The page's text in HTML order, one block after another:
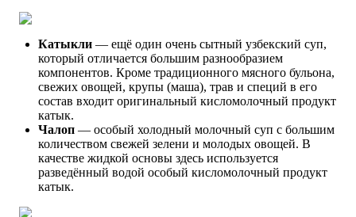
Катыкли — ещё один очень сытный узбекский суп,
который отличается большим разнообразием
компонентов. Кроме традиционного мясного бульона,
свежих овощей, крупы (маша), трав и специй в его
состав входит оригинальный кисломолочный продукт
катык.
Чалоп — особый холодный молочный суп с большим
количеством свежей зелени и молодых овощей. В
качестве жидкой основы здесь используется
разведённый водой особый кисломолочный продукт
катык.